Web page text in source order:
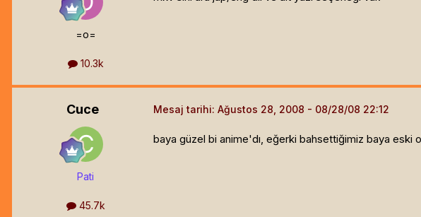
=o=
10.3k
Cuce
Pati
45.7k
Mesaj tarihi: Ağustos 28, 2008
baya güzel bi anime'dı, eğerki bahsettiğimiz baya